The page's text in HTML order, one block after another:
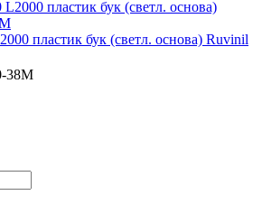
пластик бук (светл. основа) Ruvinil
38М